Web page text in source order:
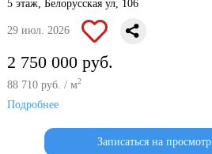
5 этаж, Белорусская ул, 106
29 июл. 2026
2 750 000 руб.
88 710 руб. / м2
Подробнее
Записаться на просмотр